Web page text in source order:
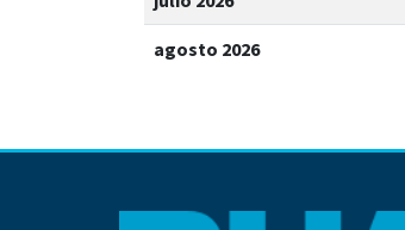
agosto 2026